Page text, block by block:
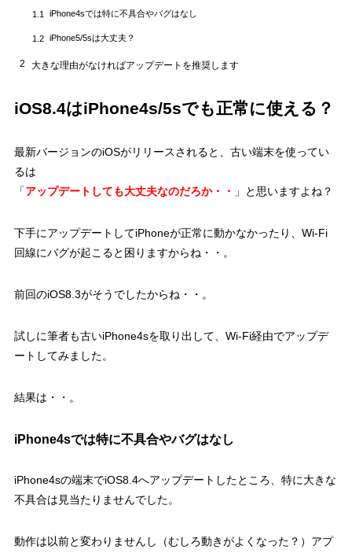
1.1 iPhone4sでは特に不具合やバグはなし
1.2 iPhone5/5sは大丈夫？
2 大きな理由がなければアップデートを推奨します
iOS8.4はiPhone4s/5sでも正常に使える？
最新バージョンのiOSがリリースされると、古い端末を使ってい
るは
「アップデートしても大丈夫なのだろか・・ 」と思いますよね？
下手にアップデートしてiPhoneが正常に動かなかったり、Wi-Fi
回線にバグが起こると困りますからね・・。
前回のiOS8.3がそうでしたからね・・。
試しに筆者も古いiPhone4sを取り出して、Wi-Fi経由でアップデ
ートしてみました。
結果は・・。
iPhone4sでは特に不具合やバグはなし
iPhone4sの端末でiOS8.4へアップデートしたところ、特に大きな
不具合は見当たりませんでした。
動作は以前と変わりませんし（むしろ動きがよくなった？）アプ